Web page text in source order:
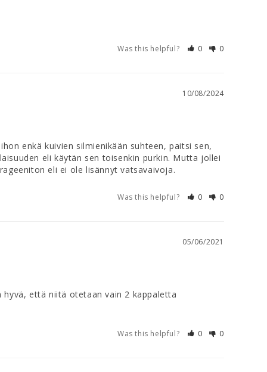
Was this helpful? 0 0
10/08/2024
enkä kuivien silmienikään suhteen, paitsi sen,
eli käytän sen toisenkin purkin. Mutta jollei
eli ei ole lisännyt vatsavaivoja.
Was this helpful? 0 0
05/06/2021
että niitä otetaan vain 2 kappaletta
Was this helpful? 0 0